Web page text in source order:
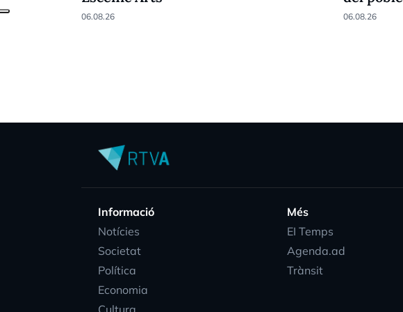
06.08.26 06.08.26
Informació
Notícies
Societat
Política
Economia
Més
EI Temps
Agenda.ad
Trànsit